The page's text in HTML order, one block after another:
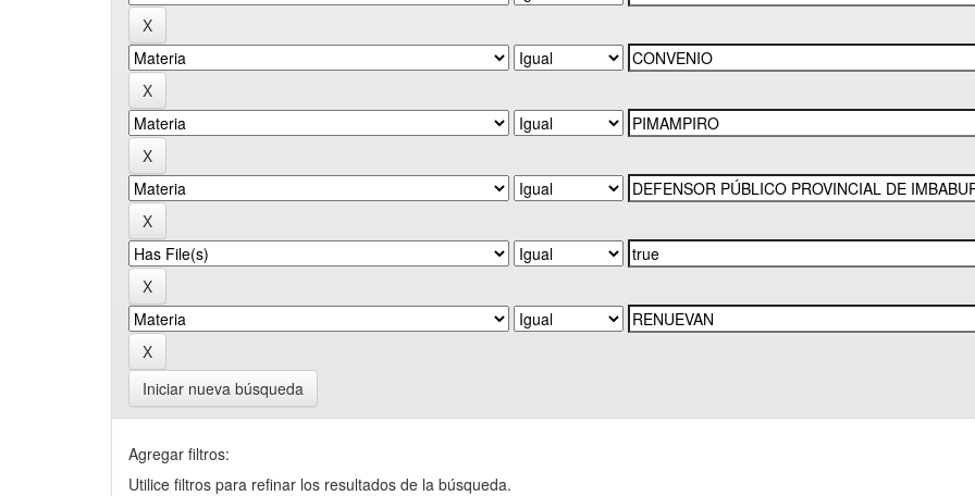
Iniciar nueva búsqueda
Agregar filtros:
Utilice filtros para refinar los resultados de la búsqueda.